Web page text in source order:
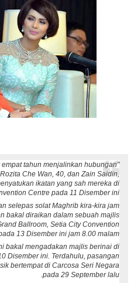
empat tahun menjalinkan hubungan
Che Wan, 40, dan Zain Saidin,
ikatan yang sah mereka di
Centre pada 11 Disember ini.
selepas solat Maghrib kira-kira jam
bakal diraikan dalam sebuah majlis
Ballroom, Setia City Convention
13 Disember ini jam 8.00 malam.
bakal mengadakan majlis berinai di
Disember ini. Terdahulu, pasangan
bertempat di Carcosa Seri Negara
pada 29 September lalu.